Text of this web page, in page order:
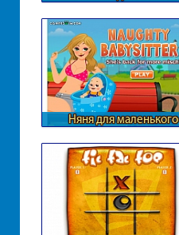
Няня для маленького